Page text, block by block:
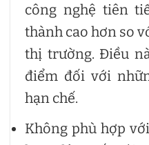
công nghệ tiên
thành cao hơn so
thị trường. Điều
điểm đối với
hạn chế.
Không phù hợp